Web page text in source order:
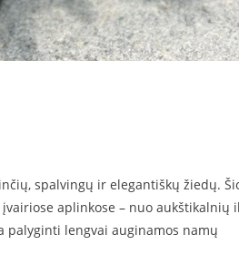
spalvingų ir elegantiškų žiedų.
aplinkose – nuo aukštikalnių
palyginti lengvai auginamos namų